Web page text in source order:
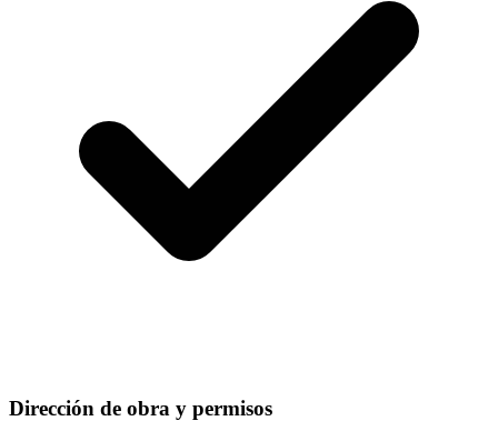
Dirección de obra y permisos